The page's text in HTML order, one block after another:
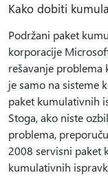
Kako dobiti
Podržani paket
korporacije
rešavanje problema
je samo na sisteme
paket kumulativnih
Stoga, ako niste
problema,
2008 servisni paket
kumulativnih